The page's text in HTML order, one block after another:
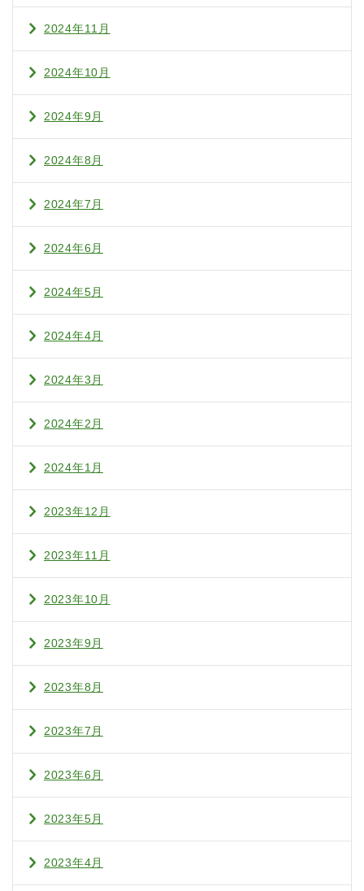
2024年11月
2024年10月
2024年9月
2024年8月
2024年7月
2024年6月
2024年5月
2024年4月
2024年3月
2024年2月
2024年1月
2023年12月
2023年11月
2023年10月
2023年9月
2023年8月
2023年7月
2023年6月
2023年5月
2023年4月